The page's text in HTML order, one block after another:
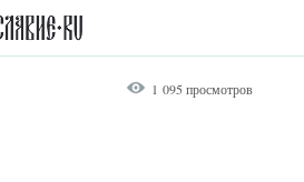
1 095 просмотров